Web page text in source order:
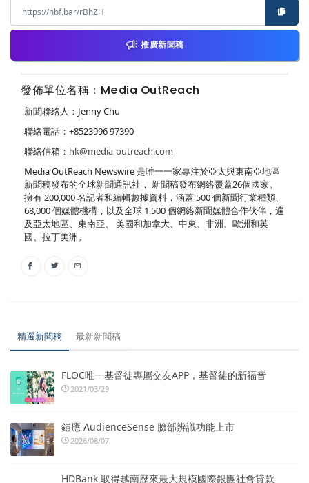
推廣新聞稿
發佈單位名稱：Media OutReach
新聞聯絡人：Jenny Chu
聯絡電話：+8523996 97390
聯絡信箱： hk@media-outreach.com
Media OutReach Newswire 是唯一一家專注於亞太與東南亞地區
新聞稿發布的全球新聞通訊社， 新聞稿發布網絡覆蓋26個國家。
擁有 200,000 名記者和編輯數據資料，涵蓋 500 個新聞行業種類、
68,000 個媒體機構，以及全球 1,500 個網絡新聞媒體合作伙伴，遍
及亞太地區、東南亞、 美國和加拿大、中東、非洲、歐洲和英
國、拉丁美洲。
精選新聞稿 最新新聞稿
FLOC唯一基督徒專屬交友APP，基督徒的新福音
2021/03/29
鎧應 AudienceSense 臉部辨識功能上市
2026/08/07
HDBank 取得越南歷來最大規模國際銀團社會貸款